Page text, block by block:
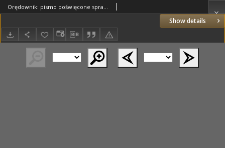
Show details
Orędownik: pismo poświęcone sprawom politycznym i spółecznym 1885.08.06 R.15 Nr177